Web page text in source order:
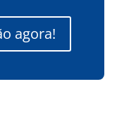
agora!